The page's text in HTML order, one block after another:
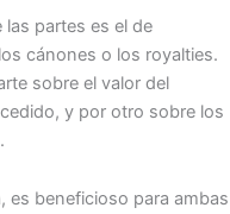
partes es el de
cánones o los royalties.
sobre el valor del
y por otro sobre los
es beneficioso para ambas